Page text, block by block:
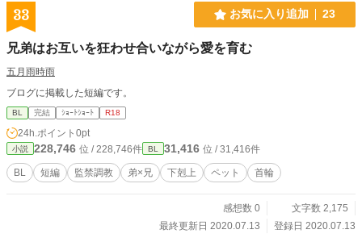
33 お気に入り追加 23
兄弟はお互いを狂わせ合いながら愛を育む
五月雨時雨
ブログに掲載した短編です。
BL 完結 ｼｮｰﾄｼｮｰﾄ R18
24h.ポイント 0pt
小説 228,746 位 / 228,746件 BL 31,416 位 / 31,416件
BL 短編 監禁調教 弟×兄 下剋上 ペット 首輪
感想数 0
文字数 2,175
最終更新日 2020.07.13
登録日 2020.07.13